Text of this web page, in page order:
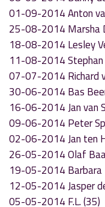
01-09-2014 Anton
25-08-2014 Marsha
18-08-2014 Lesley
11-08-2014 Stephan
07-07-2014 Richard
30-06-2014 Bas
16-06-2014 Jan van
09-06-2014 Peter
02-06-2014 Jan ten
26-05-2014 Olaf
19-05-2014 Barbara
12-05-2014 Jasper
05-05-2014 F.L. (35)